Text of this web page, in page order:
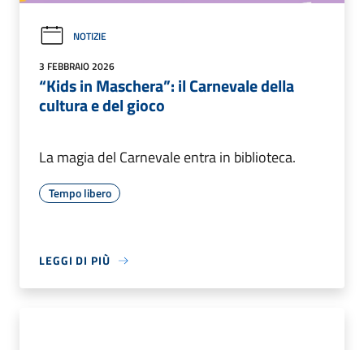
NOTIZIE
3 FEBBRAIO 2026
“Kids in Maschera”: il Carnevale della
cultura e del gioco
La magia del Carnevale entra in biblioteca.
Tempo libero
LEGGI DI PIÙ